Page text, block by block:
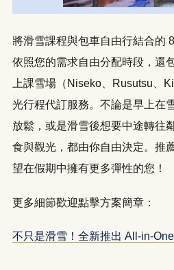
將滑雪課程與包車自由行結合
依照您的需求自由分配時段，還
上課雪場（Niseko、Rusutsu、
光行程代訂服務。不論是早上在
放鬆，或是滑雪後想要中途轉往
食與觀光，都由你自由決定。推
望在假期中擁有更多彈性的您！
更多細節歡迎點擊方案簡章：
不只是滑雪！全新推出 All-in-